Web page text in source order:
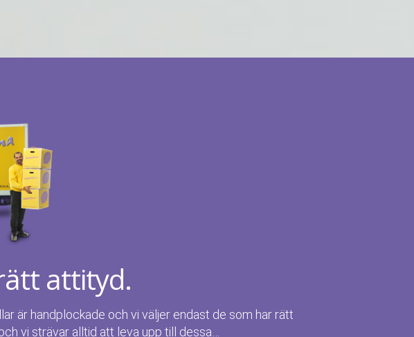
attityd.
är handplockade och vi väljer endast de som har rätt
vi strävar alltid att leva upp till dessa…